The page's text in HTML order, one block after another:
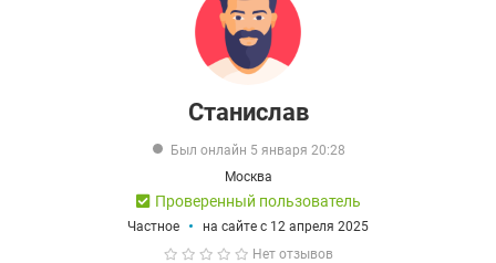
Станислав
Был онлайн 5 января 20:28
Москва
Проверенный пользователь
Частное
на сайте с 12 апреля 2025
Нет отзывов